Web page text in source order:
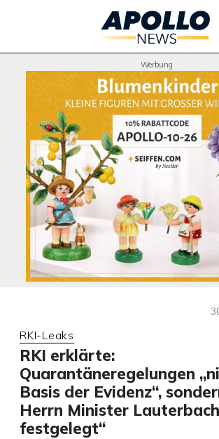
Werbung
RKI-Leaks
RKI erklärte:
Quarantäneregelungen
Basis der Evidenz“,
Herrn Minister
festgelegt“